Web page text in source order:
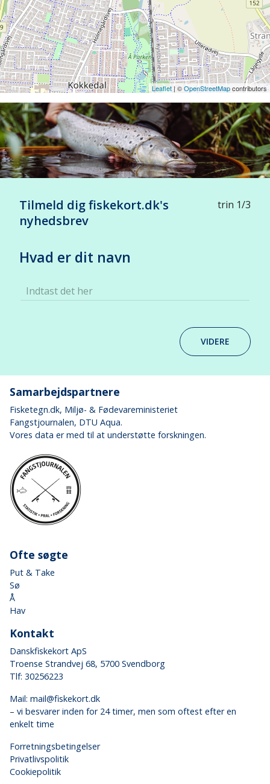
Leaflet| ©OpenStreetMapcontributors
Tilmeld dig fiskekort.dk's
nyhedsbrev
trin 1/3
Hvad er dit navn
Indtast det her
VIDERE
Samarbejdspartnere
Fisketegn.dk, Miljø- & Fødevareministeriet
Fangstjournalen, DTU Aqua.
Vores data er med til at understøtte forskningen.
Ofte søgte
Put & Take
Sø
Å
Hav
Kontakt
Danskfiskekort ApS
Troense Strandvej 68, 5700 Svendborg
Tlf: 30256223
Mail: mail@fiskekort.dk
– vi besvarer inden for 24 timer, men som oftest efter en
enkelt time
Forretningsbetingelser
Privatlivspolitik
Cookiepolitik